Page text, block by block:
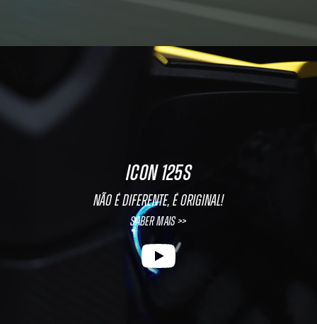
ICON 125S
Não é diferente, é original!
Saber mais >>